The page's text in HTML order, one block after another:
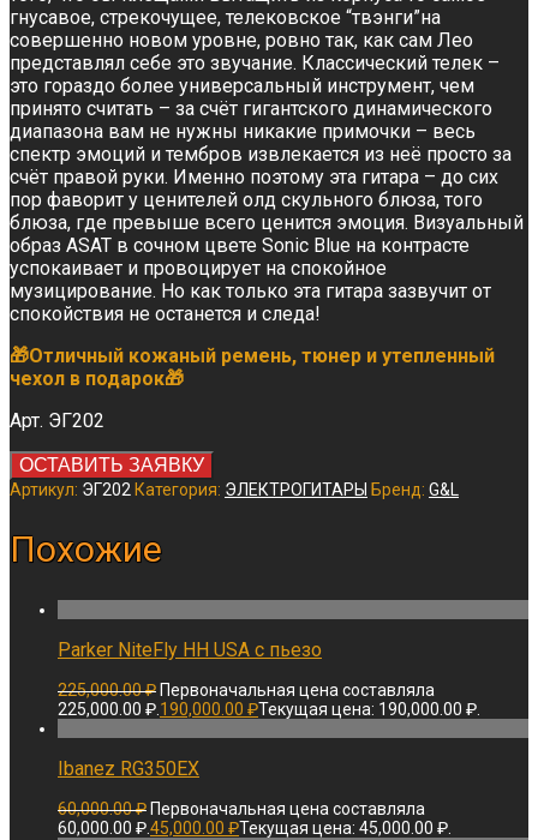
гнусавое, стрекочущее, телековское “твэнги”на
совершенно новом уровне, ровно так, как сам Лео
представлял себе это звучание. Классический телек –
это гораздо более универсальный инструмент, чем
принято считать – за счёт гигантского динамического
диапазона вам не нужны никакие примочки – весь
спектр эмоций и тембров извлекается из неё просто за
счёт правой руки. Именно поэтому эта гитара – до сих
пор фаворит у ценителей олд скульного блюза, того
блюза, где превыше всего ценится эмоция. Визуальный
образ ASAT в сочном цвете Sonic Blue на контрасте
успокаивает и провоцирует на спокойное
музицирование. Но как только эта гитара зазвучит от
спокойствия не останется и следа!
🎁Отличный кожаный ремень, тюнер и утепленный
чехол в подарок🎁
Арт. ЭГ202
ОСТАВИТЬ ЗАЯВКУ
Артикул: ЭГ202 Категория: ЭЛЕКТРОГИТАРЫ Бренд: G&L
Похожие
Parker NiteFly HH USA с пьезо
225,000.00₽ Первоначальная цена составляла
225,000.00 ₽.190,000.00 ₽Текущая цена: 190,000.00 ₽.
Ibanez RG350EX
60,000.00₽ Первоначальная цена составляла
60,000.00 ₽.45,000.00 ₽Текущая цена: 45,000.00 ₽.